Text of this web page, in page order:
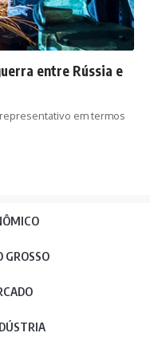
entre Rússia e
em termos
GROSSO